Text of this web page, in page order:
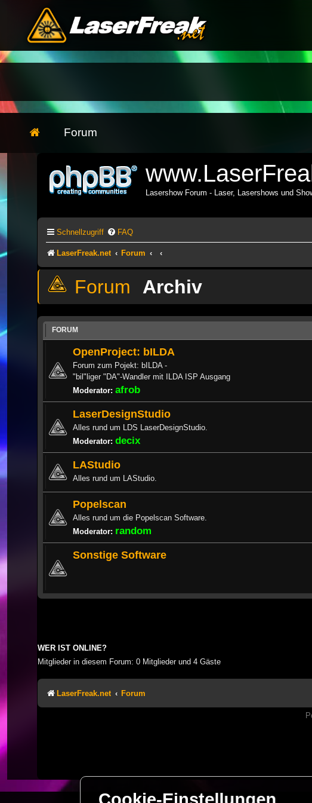
Forum
Lasershow Forum - Laser, Lasershows und
Schnellzugriff FAQ
LaserFreak.net Forum
Archiv
FORUM
OpenProject: bILDA
Forum zum Pojekt: bILDA -
"bil"liger "DA"-Wandler mit ILDA ISP Ausgang
Moderator: afrob
LaserDesignStudio
Alles rund um LDS LaserDesignStudio.
Moderator: decix
LAStudio
Alles rund um LAStudio.
Popelscan
Alles rund um die Popelscan Software.
Moderator: random
Sonstige Software
WER IST ONLINE?
Mitglieder in diesem Forum: 0 Mitglieder und 4 Gäste
LaserFreak.net Forum